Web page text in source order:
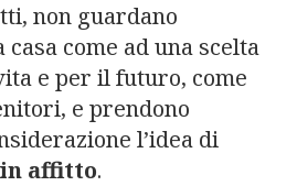
non guardano
casa come ad una scelta
e per il futuro, come
e prendono
l’idea di
affitto.